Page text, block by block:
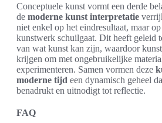
Conceptuele kunst vormt een derde
de moderne kunst interpretatie
niet enkel op het eindresultaat, maar
kunstwerk schuilgaat. Dit heeft geleid
van wat kunst kan zijn, waardoor
krijgen om met ongebruikelijke
experimenteren. Samen vormen deze
moderne tijd een dynamisch geheel
benadrukt en uitnodigt tot reflectie.
FAQ